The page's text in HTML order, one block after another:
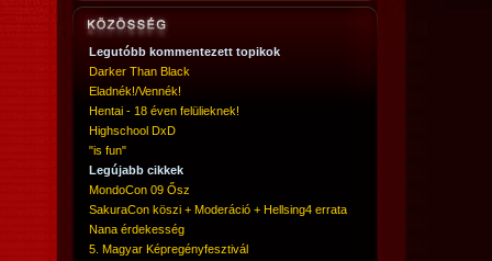
Legutóbb kommentezett topikok
Darker Than Black
Eladnék!/Vennék!
Hentai - 18 éven felülieknek!
Highschool DxD
"is fun"
Legújabb cikkek
MondoCon 09 Ősz
SakuraCon köszi + Moderáció + Hellsing4 errata
Nana érdekesség
5. Magyar Képregényfesztivál